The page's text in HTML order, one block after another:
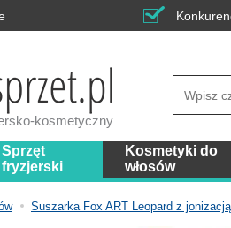
kosmetyczny
Sprzęt
fryzjerski
Kosmetyki do
włosów
Suszarka Fox ART Leopard z